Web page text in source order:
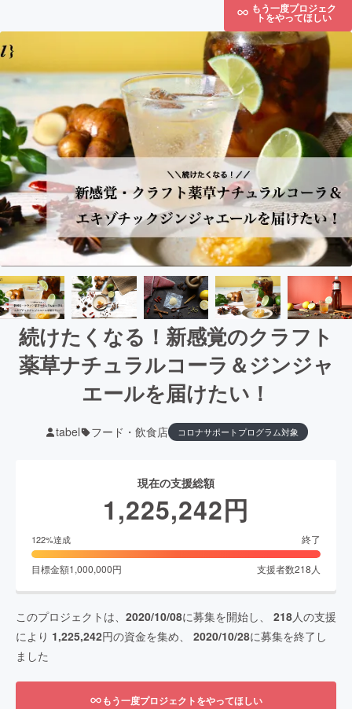
もう一度プロジェク
トをやってほしい
続けたくなる！新感覚のクラフト
薬草ナチュラルコーラ＆ジンジャ
エールを届けたい！
tabel フード・飲食店 コロナサポートプログラム対象
現在の支援総額
1,225,242円
122%達成 終了
目標金額1,000,000円 支援者数218 人
このプロジェクトは、 2020/10/08に募集を開始し、 218人の支援
により 1,225,242円の資金を集め、 2020/10/28に募集を終了し
ました
もう一度プロジェクトをやってほしい